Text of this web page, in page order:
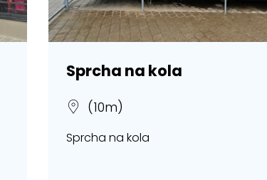
Sprcha na kola
(10m)
Sprcha na kola